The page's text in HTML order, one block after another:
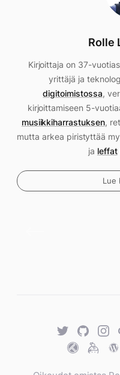
Rolle
Kirjoittaja on 37-
yrittäjä ja
digitoimistossa,
kirjoittamiseen 5-
musiikkiharrastuksen,
mutta arkea piristyttää
ja leffat
Lue
TwitterGitHub
Trakt